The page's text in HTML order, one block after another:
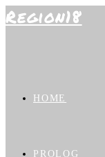
Zum
Region18
HOME
PROLOG